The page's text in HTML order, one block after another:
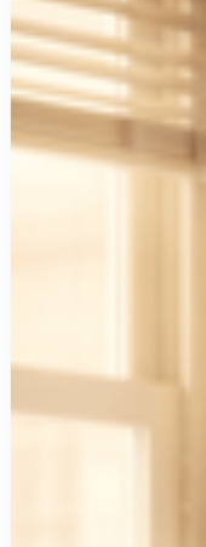
Créations